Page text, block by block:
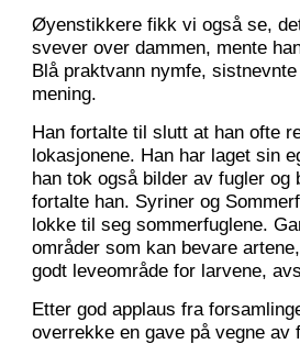
Øyenstikkere fikk vi også se,
svever over dammen, mente
Blå praktvann nymfe,
mening.
Han fortalte til slutt at han ofte
lokasjonene. Han har laget sin
han tok også bilder av fugler
fortalte han. Syriner og
lokke til seg sommerfuglene.
områder som kan bevare
godt leveområde for larvene,
Etter god applaus fra
overrekke en gave på vegne av